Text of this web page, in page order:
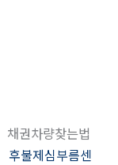
채권차량찾는법
후불제심부름센